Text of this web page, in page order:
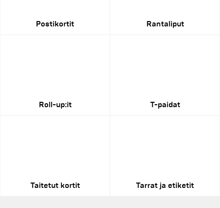
Postikortit Rantaliput
Roll-up:it T-paidat
Taitetut kortit Tarrat ja etiketit